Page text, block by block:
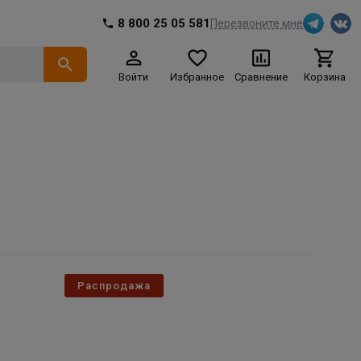
8 800 25 05 581 Перезвоните мне
Войти Избранное Сравнение Корзина
Распродажа